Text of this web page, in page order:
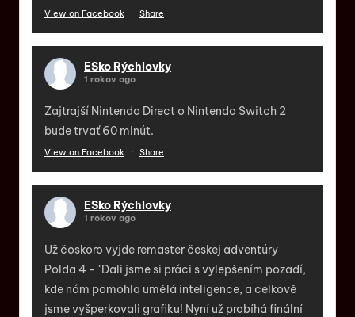
View on Facebook · Share
ESko Rýchlovky
1 rokov ago
Zajtrajší Nintendo Direct o Nintendo Switch 2
bude trvať 60 minút.
View on Facebook · Share
ESko Rýchlovky
1 rokov ago
Už čoskoro vyjde remaster českej adventúry
Polda 4 - "Dali jsme si práci s vylepšením pozadí,
kde nám pomohla umělá inteligence, a celkově
jsme vyšperkovali grafiku! Nyní už probíhá finální